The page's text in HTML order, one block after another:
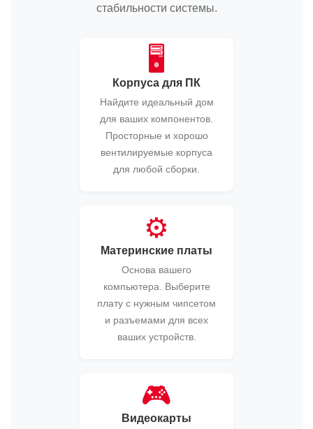
стабильности системы.
🖥️
Корпуса для ПК
Найдите идеальный дом
для ваших компонентов.
Просторные и хорошо
вентилируемые корпуса
для любой сборки.
⚙️
Материнские платы
Основа вашего
компьютера. Выберите
плату с нужным чипсетом
и разъемами для всех
ваших устройств.
🎮
Видеокарты